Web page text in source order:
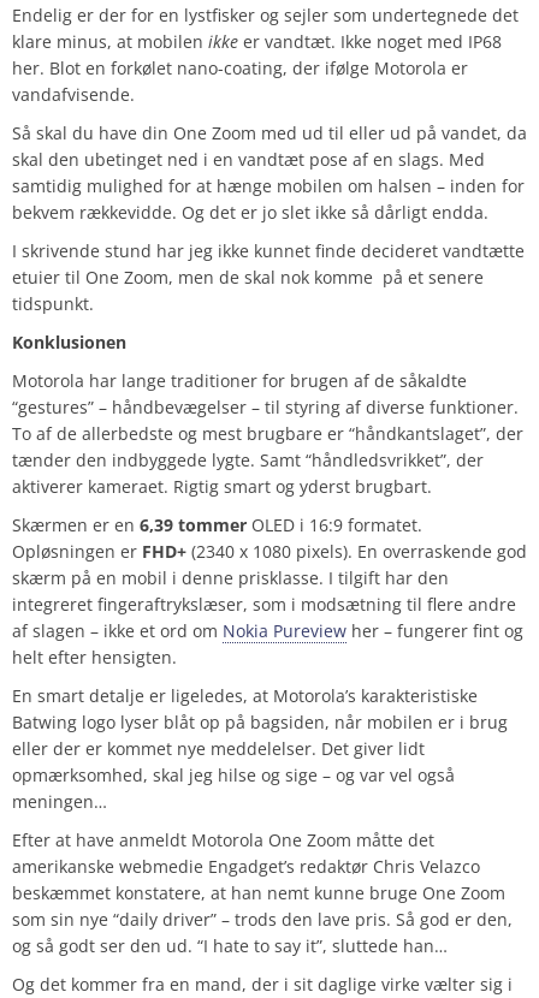
Endelig er der for en lystfisker og sejler som undertegnede det
klare minus, at mobilen ikke er vandtæt. Ikke noget med IP68
her. Blot en forkølet nano-coating, der ifølge Motorola er
vandafvisende.
Så skal du have din One Zoom med ud til eller ud på vandet, da
skal den ubetinget ned i en vandtæt pose af en slags. Med
samtidig mulighed for at hænge mobilen om halsen – inden for
bekvem rækkevidde. Og det er jo slet ikke så dårligt endda.
I skrivende stund har jeg ikke kunnet finde decideret vandtætte
etuier til One Zoom, men de skal nok komme på et senere
tidspunkt.
Konklusionen
Motorola har lange traditioner for brugen af de såkaldte
“gestures” – håndbevægelser – til styring af diverse funktioner.
To af de allerbedste og mest brugbare er “håndkantslaget”, der
tænder den indbyggede lygte. Samt “håndledsvrikket”, der
aktiverer kameraet. Rigtig smart og yderst brugbart.
Skærmen er en 6,39 tommer OLED i 16:9 formatet.
Opløsningen er FHD+ (2340 x 1080 pixels). En overraskende god
skærm på en mobil i denne prisklasse. I tilgift har den
integreret fingeraftrykslæser, som i modsætning til flere andre
af slagen – ikke et ord om Nokia Pureview her – fungerer fint og
helt efter hensigten.
En smart detalje er ligeledes, at Motorola’s karakteristiske
Batwing logo lyser blåt op på bagsiden, når mobilen er i brug
eller der er kommet nye meddelelser. Det giver lidt
opmærksomhed, skal jeg hilse og sige – og var vel også
meningen…
Efter at have anmeldt Motorola One Zoom måtte det
amerikanske webmedie Engadget’s redaktør Chris Velazco
beskæmmet konstatere, at han nemt kunne bruge One Zoom
som sin nye “daily driver” – trods den lave pris. Så god er den,
og så godt ser den ud. “I hate to say it”, sluttede han…
Og det kommer fra en mand, der i sit daglige virke vælter sig i